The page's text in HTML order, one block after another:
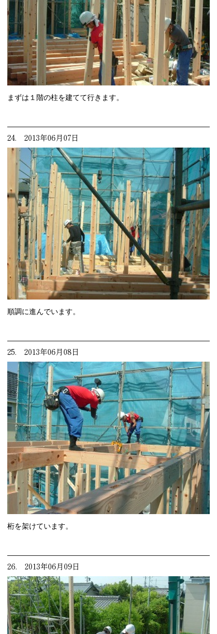
まずは１階の柱を建てて行きます。
24. 2013年06月07日
順調に進んでいます。
25. 2013年06月08日
桁を架けています。
26. 2013年06月09日